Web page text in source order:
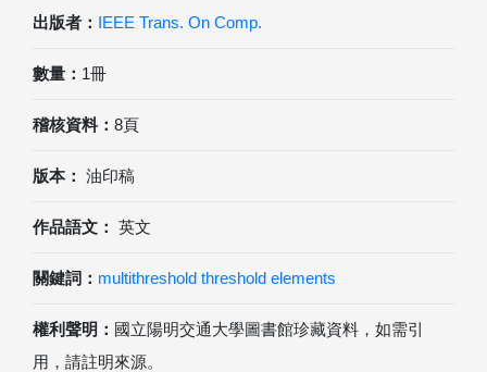
出版者： IEEE Trans. On Comp.
數量： 1冊
稽核資料： 8頁
版本： 油印稿
作品語文： 英文
關鍵詞： multithreshold threshold elements
權利聲明： 國立陽明交通大學圖書館珍藏資料，如需引
用，請註明來源。